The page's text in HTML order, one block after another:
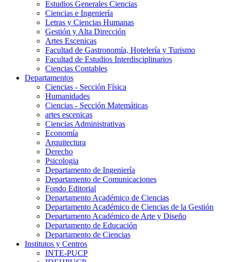
Estudios Generales Ciencias
Ciencias e Ingeniería
Letras y Ciencias Humanas
Gestión y Alta Dirección
Artes Escenicas
Facultad de Gastronomía, Hotelería y Turismo
Facultad de Estudios Interdisciplinarios
Ciencias Contables
Departamentos
Ciencias - Sección Física
Humanidades
Ciencias - Sección Matemáticas
artes escenicas
Ciencias Administrativas
Economía
Arquitectura
Derecho
Psicologia
Departamento de Ingeniería
Departamento de Comunicaciones
Fondo Editorial
Departamento Académico de Ciencias
Departamento Académico de Ciencias de la Gestión
Departamento Académico de Arte y Diseño
Departamento de Educación
Departamento de Ciencias
Institutos y Centros
INTE-PUCP